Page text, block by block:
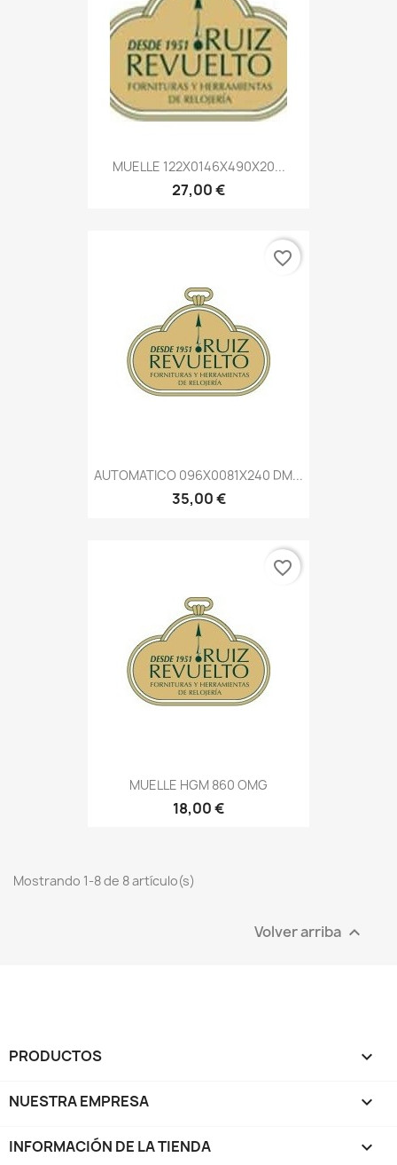
MUELLE 122X0146X490X20...
27,00 €
AUTOMATICO 096X0081X240 DM...
35,00 €
favorite_border
MUELLE HGM 860 OMG
18,00 €
favorite_border
Mostrando 1-8 de 8 artículo(s)
Volver arriba 
PRODUCTOS 
NUESTRA EMPRESA 
INFORMACIÓN DE LA TIENDA keyboard_arrow_down